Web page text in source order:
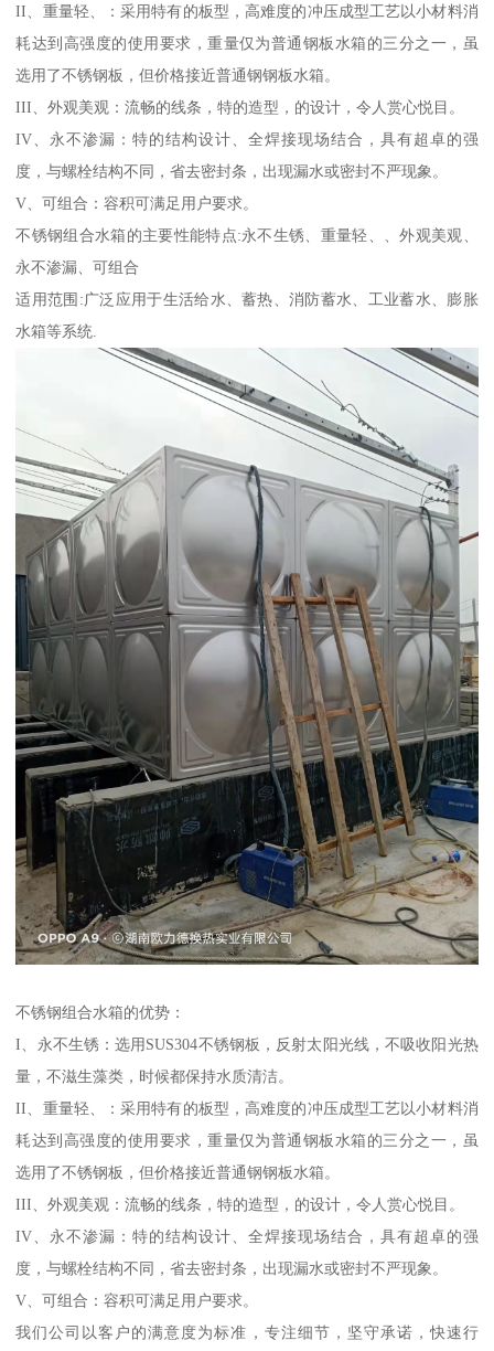
II、重量轻、：采用特有的板型，高难度的冲压成型工艺以小材料消
耗达到高强度的使用要求，重量仅为普通钢板水箱的三分之一，虽
选用了不锈钢板，但价格接近普通钢钢板水箱。
III、外观美观：流畅的线条，特的造型，的设计，令人赏心悦目。
IV、永不渗漏：特的结构设计、全焊接现场结合，具有超卓的强
度，与螺栓结构不同，省去密封条，出现漏水或密封不严现象。
V、可组合：容积可满足用户要求。
不锈钢组合水箱的主要性能特点:永不生锈、重量轻、、外观美观、
永不渗漏、可组合
适用范围:广泛应用于生活给水、蓄热、消防蓄水、工业蓄水、膨胀
水箱等系统.
不锈钢组合水箱的优势：
I、永不生锈：选用SUS304不锈钢板，反射太阳光线，不吸收阳光热
量，不滋生藻类，时候都保持水质清洁。
II、重量轻、：采用特有的板型，高难度的冲压成型工艺以小材料消
耗达到高强度的使用要求，重量仅为普通钢板水箱的三分之一，虽
选用了不锈钢板，但价格接近普通钢钢板水箱。
III、外观美观：流畅的线条，特的造型，的设计，令人赏心悦目。
IV、永不渗漏：特的结构设计、全焊接现场结合，具有超卓的强
度，与螺栓结构不同，省去密封条，出现漏水或密封不严现象。
V、可组合：容积可满足用户要求。
我们公司以客户的满意度为标准，专注细节，坚守承诺，快速行